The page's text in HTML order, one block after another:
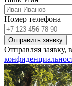
Номер телефона
Отправить заявку
Отправляя заявку,